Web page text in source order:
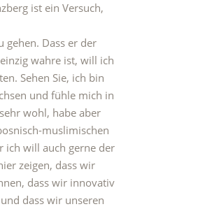
ist ein Versuch,
gehen. Dass er der
wahre ist, will ich
Sehen Sie, ich bin
und fühle mich in
wohl, habe aber
muslimischen
ich will auch gerne der
zeigen, dass wir
dass wir innovativ
dass wir unseren